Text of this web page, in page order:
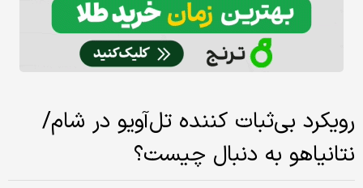
رویکرد بی‌ثبات کننده تل‌آویو در شام/
نتانیاهو به دنبال چیست؟